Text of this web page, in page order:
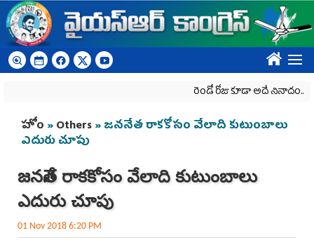
Skip to main content
????
రెండో రోజు కూడా అదే నినాదం..
You are here
హోం »Others» జననేత రాకకోసం వేలాది కుటుంబాలు
ఎదురు చూపు
జననేత రాకకోసం వేలాది కుటుంబాలు
ఎదురు చూపు
01 Nov 2018 6:20 PM